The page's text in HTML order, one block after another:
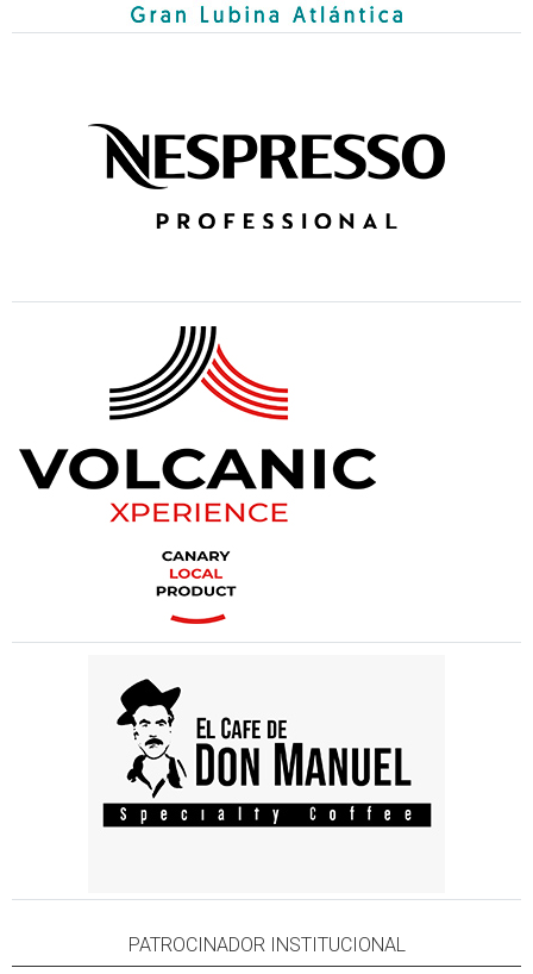
PATROCINADOR INSTITUCIONAL